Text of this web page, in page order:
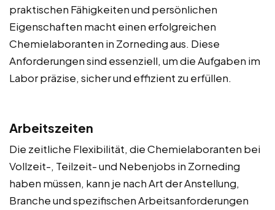
praktischen Fähigkeiten und persönlichen
Eigenschaften macht einen erfolgreichen
Chemielaboranten in Zorneding aus. Diese
Anforderungen sind essenziell, um die Aufgaben im
Labor präzise, sicher und effizient zu erfüllen.
Arbeitszeiten
Die zeitliche Flexibilität, die Chemielaboranten bei
Vollzeit-, Teilzeit- und Nebenjobs in Zorneding
haben müssen, kann je nach Art der Anstellung,
Branche und spezifischen Arbeitsanforderungen